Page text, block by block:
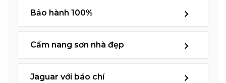
Bảo hành 100%
Cẩm nang sơn nhà đẹp
Jaguar với báo chí